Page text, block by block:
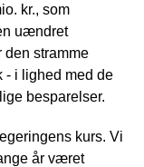
kr., som
uændret
den stramme
- i lighed med de
besparelser.
kurs. Vi
år været